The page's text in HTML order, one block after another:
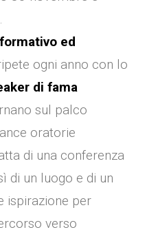
ed
ogni anno con lo
di fama
sul palco
oratorie
di una conferenza
di un luogo e di un
ispirazione per
verso